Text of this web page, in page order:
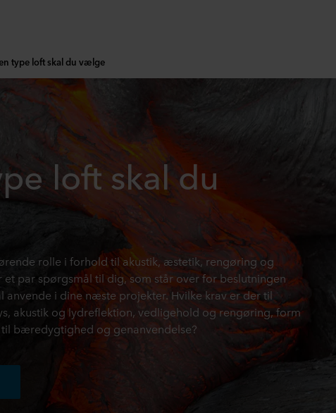
type loft skal du vælge
loft skal du
rolle i forhold til akustik, æstetik, rengøring og
par spørgsmål til dig, som står over for beslutningen
anvende i dine næste projekter. Hvilke krav er der til
akustik og lydreflektion, vedligehold og rengøring, form
bæredygtighed og genanvendelse?